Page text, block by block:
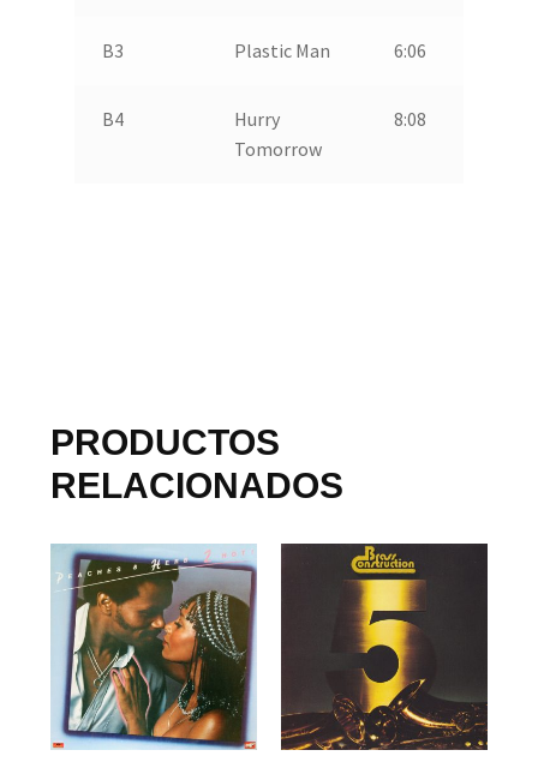
B3 Plastic Man 6:06
B4
Hurry
Tomorrow
8:08
PRODUCTOS
RELACIONADOS